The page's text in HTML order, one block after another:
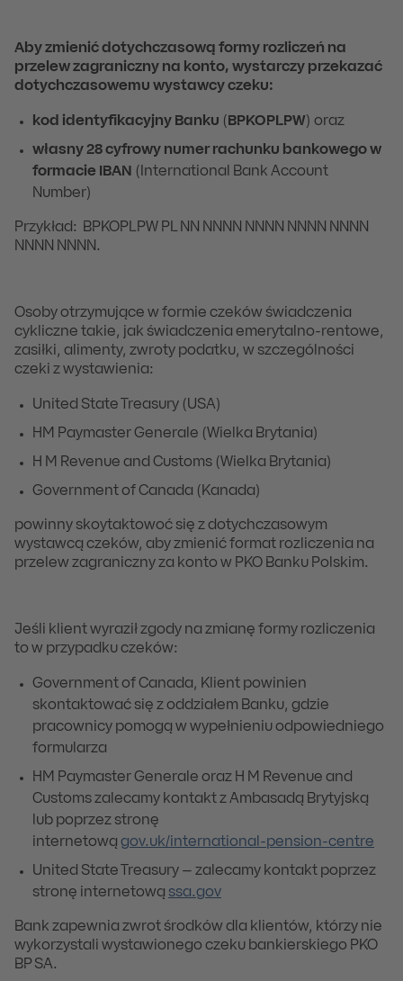
Aby zmienić dotychczasową formy rozliczeń na
przelew zagraniczny na konto, wystarczy przekazać
dotychczasowemu wystawcy czeku:
kod identyfikacyjny Banku ( BPKOPLPW ) oraz
własny 28 cyfrowy numer rachunku bankowego w
formacie IBAN
(International Bank Account
Number)
Przykład: BPKOPLPW PL NN NNNN NNNN NNNN NNNN
NNNN NNNN.
Osoby otrzymujące w formie czeków świadczenia
cykliczne takie, jak świadczenia emerytalno-rentowe,
zasiłki, alimenty, zwroty podatku, w szczególności
czeki z wystawienia:
United State Treasury (USA)
HM Paymaster Generale (Wielka Brytania)
H M Revenue and Customs (Wielka Brytania)
Government of Canada (Kanada)
powinny skoytaktowoć się z dotychczasowym
wystawcą czeków, aby zmienić format rozliczenia na
przelew zagraniczny za konto w PKO Banku Polskim.
Jeśli klient wyraził zgody na zmianę formy rozliczenia
to w przypadku czeków:
Government of Canada, Klient powinien
skontaktować się z oddziałem Banku, gdzie
pracownicy pomogą w wypełnieniu odpowiedniego
formularza
HM Paymaster Generale oraz H M Revenue and
Customs zalecamy kontakt z Ambasadą Brytyjską
lub poprzez stronę
internetową gov.uk/international-pension-centre
United State Treasury – zalecamy kontakt poprzez
stronę internetową ssa.gov
Bank zapewnia zwrot środków dla klientów, którzy nie
wykorzystali wystawionego czeku bankierskiego PKO
BP SA.